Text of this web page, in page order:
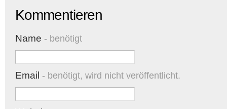
Kommentieren
Name - benötigt
Email - benötigt, wird nicht veröffentlicht.